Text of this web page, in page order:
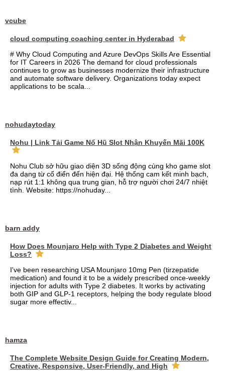
vcube
cloud computing coaching center in Hyderabad
# Why Cloud Computing and Azure DevOps Skills Are Essential
for IT Careers in 2026 The demand for cloud professionals
continues to grow as businesses modernize their infrastructure
and automate software delivery. Organizations today expect
applications to be scala...
nohudaytoday
Nohu | Link Tải Game Nổ Hũ Slot Nhận Khuyến Mãi 100K
Nohu Club sở hữu giao diện 3D sống động cùng kho game slot
đa dạng từ cổ điển đến hiện đại. Hệ thống cam kết minh bạch,
nạp rút 1:1 không qua trung gian, hỗ trợ người chơi 24/7 nhiệt
tình. Website: https://nohuday...
barn addy
How Does Mounjaro Help with Type 2 Diabetes and Weight
Loss?
I've been researching USA Mounjaro 10mg Pen (tirzepatide
medication) and found it to be a widely prescribed once-weekly
injection for adults with Type 2 diabetes. It works by activating
both GIP and GLP-1 receptors, helping the body regulate blood
sugar more effectiv...
hamza
The Complete Website Design Guide for Creating Modern,
Creative, Responsive, User-Friendly, and High